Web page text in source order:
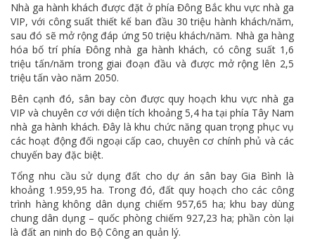
Nhà ga hành khách được đặt ở phía Đông Bắc khu vực nhà ga
VIP, với công suất thiết kế ban đầu 30 triệu hành khách/năm,
sau đó sẽ mở rộng đáp ứng 50 triệu khách/năm. Nhà ga hàng
hóa bố trí phía Đông nhà ga hành khách, có công suất 1,6
triệu tấn/năm trong giai đoạn đầu và được mở rộng lên 2,5
triệu tấn vào năm 2050.
Bên cạnh đó, sân bay còn được quy hoạch khu vực nhà ga
VIP và chuyên cơ với diện tích khoảng 5,4 ha tại phía Tây Nam
nhà ga hành khách. Đây là khu chức năng quan trọng phục vụ
các hoạt động đối ngoại cấp cao, chuyên cơ chính phủ và các
chuyến bay đặc biệt.
Tổng nhu cầu sử dụng đất cho dự án sân bay Gia Bình là
khoảng 1.959,95 ha. Trong đó, đất quy hoạch cho các công
trình hàng không dân dụng chiếm 957,65 ha; khu bay dùng
chung dân dụng – quốc phòng chiếm 927,23 ha; phần còn lại
là đất an ninh do Bộ Công an quản lý.